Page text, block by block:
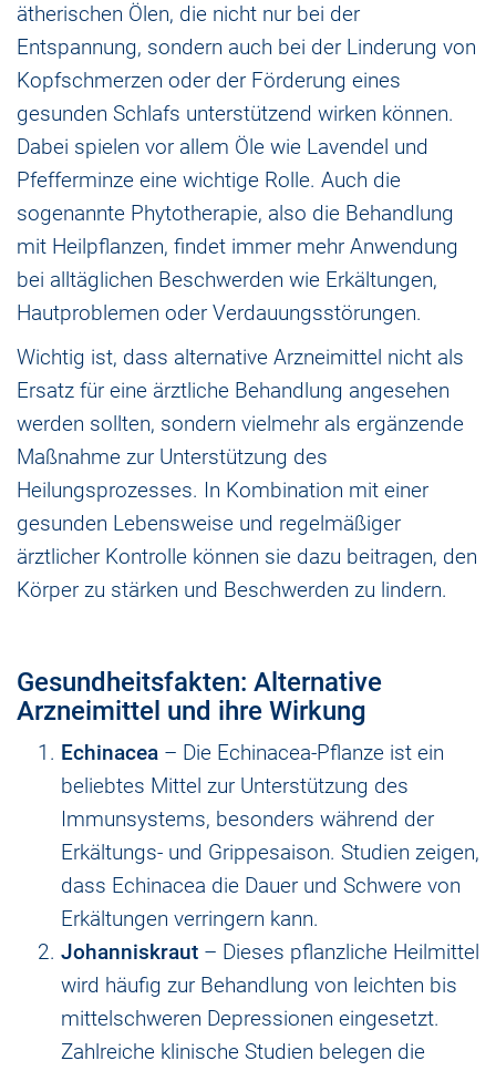
ätherischen Ölen, die nicht nur bei der
Entspannung, sondern auch bei der Linderung von
Kopfschmerzen oder der Förderung eines
gesunden Schlafs unterstützend wirken können.
Dabei spielen vor allem Öle wie Lavendel und
Pfefferminze eine wichtige Rolle. Auch die
sogenannte Phytotherapie, also die Behandlung
mit Heilpflanzen, findet immer mehr Anwendung
bei alltäglichen Beschwerden wie Erkältungen,
Hautproblemen oder Verdauungsstörungen.
Wichtig ist, dass alternative Arzneimittel nicht als
Ersatz für eine ärztliche Behandlung angesehen
werden sollten, sondern vielmehr als ergänzende
Maßnahme zur Unterstützung des
Heilungsprozesses. In Kombination mit einer
gesunden Lebensweise und regelmäßiger
ärztlicher Kontrolle können sie dazu beitragen, den
Körper zu stärken und Beschwerden zu lindern.
Gesundheitsfakten: Alternative
Arzneimittel und ihre Wirkung
Echinacea – Die Echinacea-Pflanze ist ein
beliebtes Mittel zur Unterstützung des
Immunsystems, besonders während der
Erkältungs- und Grippesaison. Studien zeigen,
dass Echinacea die Dauer und Schwere von
Erkältungen verringern kann.
Johanniskraut – Dieses pflanzliche Heilmittel
wird häufig zur Behandlung von leichten bis
mittelschweren Depressionen eingesetzt.
Zahlreiche klinische Studien belegen die